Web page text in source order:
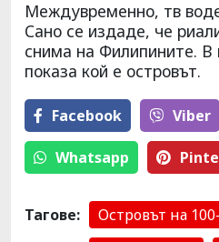
Междувременно, тв
Сано се издаде, че
снима на Филипините. В
показа кой е островът.
Facebook Viber
Whatsapp
Тагове:
Островът на